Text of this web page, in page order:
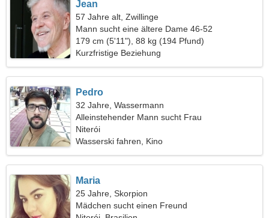
Jean
57 Jahre alt, Zwillinge
Mann sucht eine ältere Dame 46-52
179 cm (5'11"), 88 kg (194 Pfund)
Kurzfristige Beziehung
Pedro
32 Jahre, Wassermann
Alleinstehender Mann sucht Frau
Niterói
Wasserski fahren, Kino
Maria
25 Jahre, Skorpion
Mädchen sucht einen Freund